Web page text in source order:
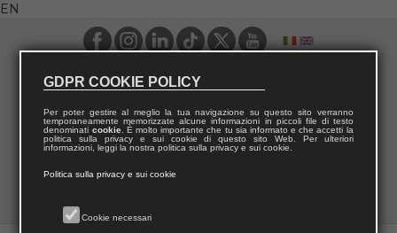
EN
GDPR COOKIE POLICY
Per poter gestire al meglio la tua navigazione su questo sito verranno
temporaneamente memorizzate alcune informazioni in piccoli file di testo
denominati cookie. È molto importante che tu sia informato e che accetti la
politica sulla privacy e sui cookie di questo sito Web. Per ulteriori
informazioni, leggi la nostra politica sulla privacy e sui cookie.
Politica sulla privacy e sui cookie
Cookie necessari